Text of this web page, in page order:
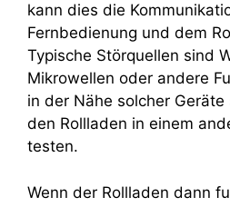
kann dies die
Fernbedienung und dem
Typische Störquellen sind
Mikrowellen oder andere
in der Nähe solcher
den Rollladen in einem
testen.
Wenn der Rollladen dann